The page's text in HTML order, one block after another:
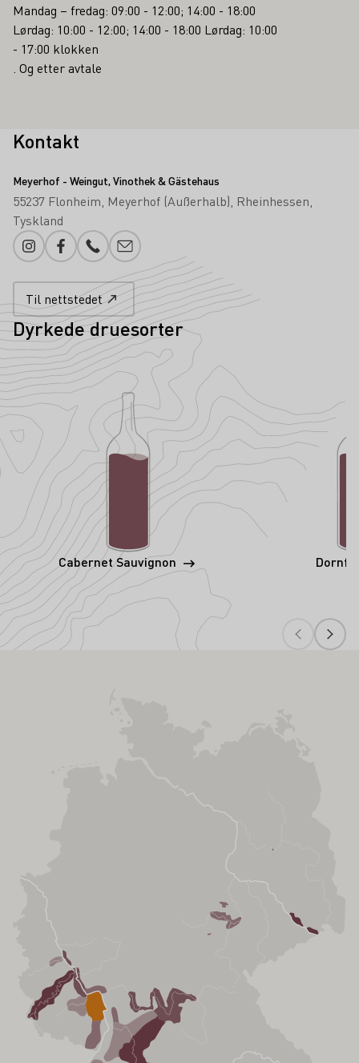
Mandag – fredag: 09:00 - 12:00; 14:00 - 18:00
Lørdag: 10:00 - 12:00; 14:00 - 18:00 Lørdag: 10:00
- 17:00 klokken
. Og etter avtale
Kontakt
Meyerhof - Weingut, Vinothek & Gästehaus
55237 Flonheim Meyerhof (Außerhalb) Rheinhessen
Tyskland
InstagramFacebookTelefonnummer
Legg til e-post
Til nettstedet
Dyrkede druesorter
Cabernet Sauvignon